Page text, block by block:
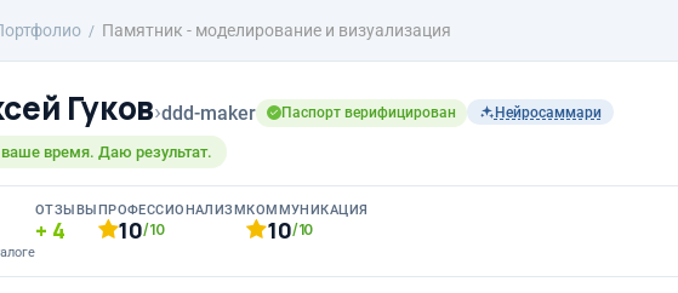
Памятник - моделирование и визуализация
Гуков›ddd-maker Паспорт верифицирован Нейросаммари
ваше время. Даю результат.
ОТЗЫВЫ
4
ПРОФЕССИОНАЛИЗМ
10/10
КОММУНИКАЦИЯ
10/10